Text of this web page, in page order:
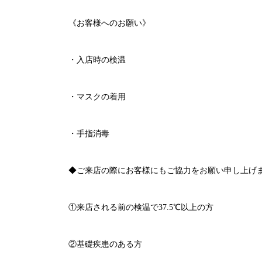
《お客様へのお願い》
・入店時の検温
・マスクの着用
・手指消毒
◆ご来店の際にお客様にもご協力をお願い申し上げ
①来店される前の検温で37.5℃以上の方
②基礎疾患のある方